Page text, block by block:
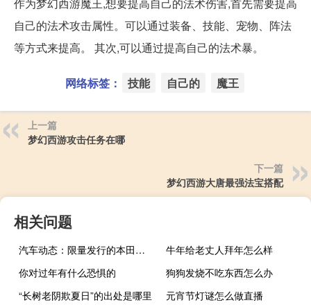
自己的法术攻击属性。可以通过装备、技能、宠物、阵法
等方式来提高。 其次,可以通过提高自己的法术暴。
网络标签： 技能 自己的 魔王
上一篇
梦幻西游攻击任务在哪
下一篇
梦幻西游大唐最强法宝搭配
相关问题
汽车动态：限量发行的本田思域VTi-S LUXE Edition入围
牛年给老丈人拜年怎么样
你对过年有什么恐惧的
狗狗发烧不吃东西怎么办
“长树老阴欺夏日”的出处是哪里
元宵节灯谜怎么做直播